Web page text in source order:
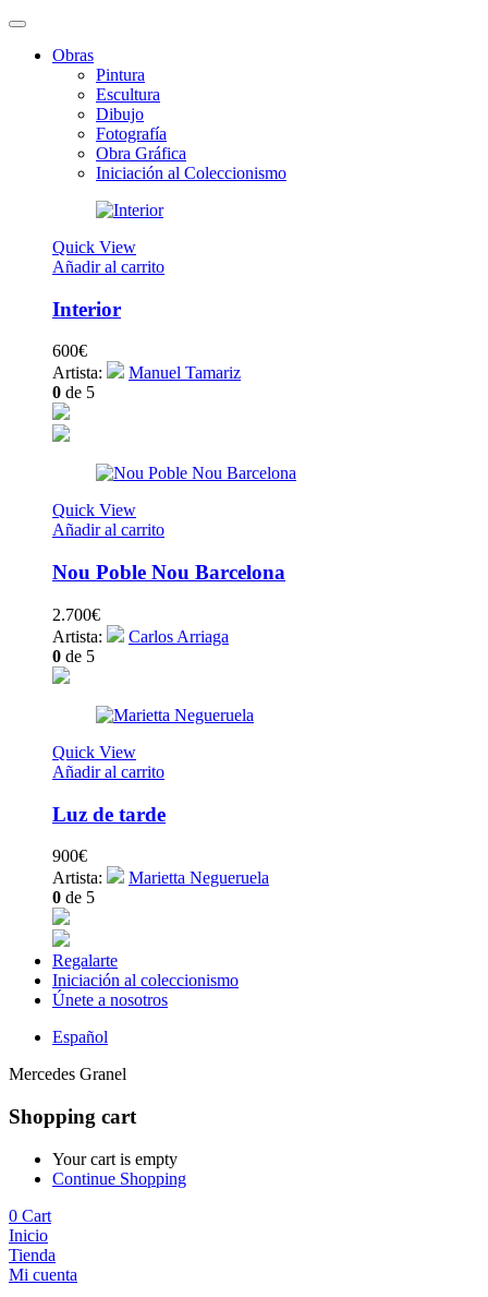
Obras
Pintura
Escultura
Dibujo
Fotografía
Obra Gráfica
Iniciación al Coleccionismo
Quick View
Añadir al carrito
Interior
600€
Artista:
Manuel Tamariz
0 de 5
Quick View
Añadir al carrito
Nou Poble Nou Barcelona
2.700€
Artista:
Carlos Arriaga
0 de 5
Quick View
Añadir al carrito
Luz de tarde
900€
Artista:
Marietta Negueruela
0 de 5
Regalarte
Iniciación al coleccionismo
Únete a nosotros
Español
Mercedes Granel
Shopping cart
Your cart is empty
Continue Shopping
0 Cart
Inicio
Tienda
Mi cuenta